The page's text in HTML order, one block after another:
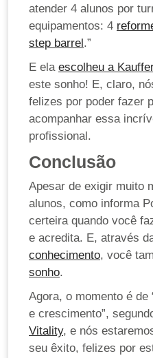
atender 4 alunos por
equipamentos: 4
step barrel .”
E ela escolheu a
este sonho! E, claro,
felizes por poder fazer
acompanhar essa
profissional.
Conclusão
Apesar de exigir muito
alunos, como informa
certeira quando você
e acredita. E, através
conhecimento, você
sonho.
Agora, o momento é
e crescimento”,
Vitality, e nós
seu êxito, felizes por